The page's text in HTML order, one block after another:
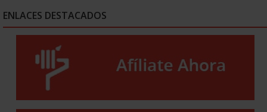
ENLACES DESTACADOS